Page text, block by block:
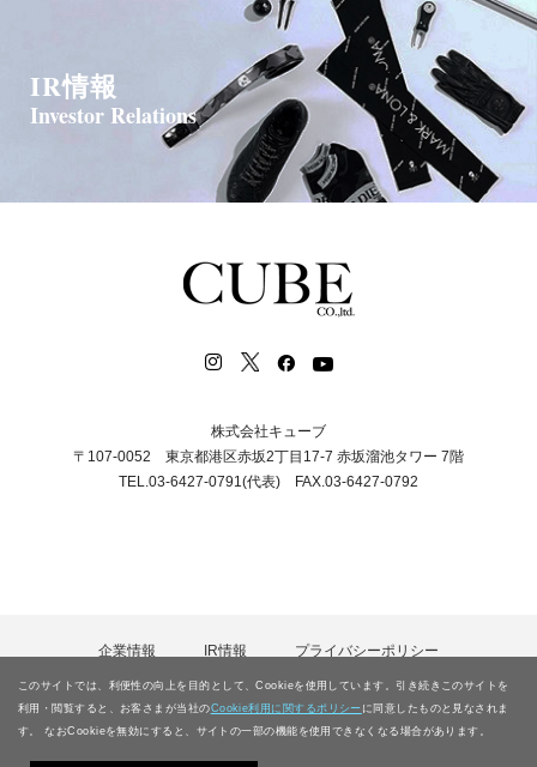
このサイトでは、利便性の向上を目的として、Cookieを使用しています。引き続きこのサイトを
利用・閲覧すると、お客さまが当社のCookie利用に関するポリシー に同意したものと見なされま
す。 なおCookieを無効にすると、サイトの一部の機能を使用できなくなる場合があります。
IR情報
Investor Relations
株式会社キューブ
〒107-0052 東京都港区赤坂2丁目17-7 赤坂溜池タワー 7階
TEL.03-6427-0791(代表) FAX.03-6427-0792
企業情報 IR情報
プライバシーポリシー
カスタマーハラスメント等に対する基本方針
電子公告
お問合わせ サイトマップ